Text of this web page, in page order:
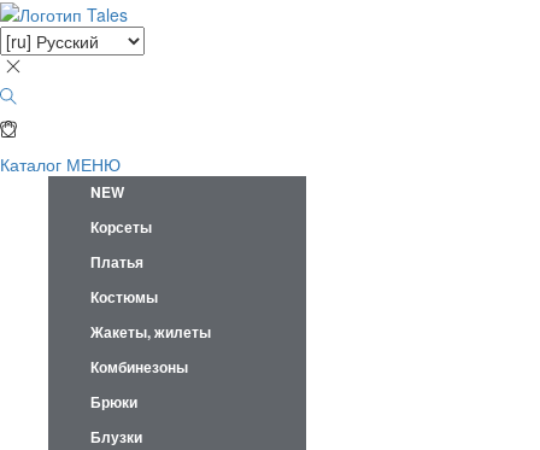
Каталог МЕНЮ
NEW
Корсеты
Платья
Костюмы
Жакеты, жилеты
Комбинезоны
Брюки
Блузки